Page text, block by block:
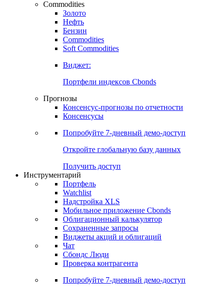
Commodities
Золото
Нефть
Бензин
Commodities
Soft Commodities
Виджет:
Портфели индексов Cbonds
Прогнозы
Консенсус-прогнозы по отчетности
Консенсусы
Попробуйте 7-дневный демо-доступ
Откройте глобальную базу данных
Получить доступ
Инструментарий
Портфель
Watchlist
Надстройка XLS
Мобильное приложение Cbonds
Облигационный калькулятор
Сохраненные запросы
Виджеты акций и облигаций
Чат
Сбондс Люди
Проверка контрагента
Попробуйте 7-дневный демо-доступ